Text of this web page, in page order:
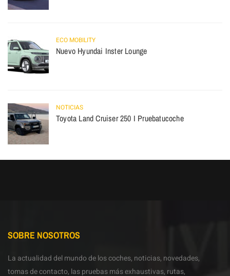
ECO MOBILITY
Nuevo Hyundai Inster Lounge
NOTICIAS
Toyota Land Cruiser 250 I Pruebatucoche
SOBRE NOSOTROS
La actualidad del mundo de los coches, noticias, novedades,
tomas de contacto, las pruebas más exhaustivas, rutas,